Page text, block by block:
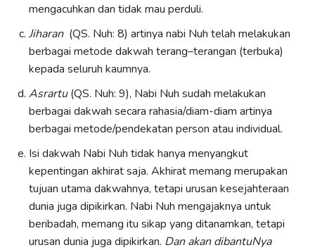
mengacuhkan dan tidak mau perduli.
Jiharan(QS. Nuh: 8) artinya nabi Nuh telah melakukan
berbagai metode dakwah terang–terangan (terbuka)
kepada seluruh kaumnya.
Asrartu(QS. Nuh: 9), Nabi Nuh sudah melakukan
berbagai dakwah secara rahasia/diam-diam artinya
berbagai metode/pendekatan person atau individual.
Isi dakwah Nabi Nuh tidak hanya menyangkut
kepentingan akhirat saja. Akhirat memang merupakan
tujuan utama dakwahnya, tetapi urusan kesejahteraan
dunia juga dipikirkan. Nabi Nuh mengajaknya untuk
beribadah, memang itu sikap yang ditanamkan, tetapi
urusan dunia juga dipikirkan. Dan akan dibantuNya